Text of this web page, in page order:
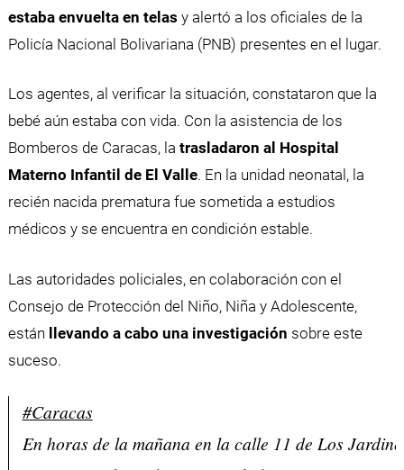
estaba envuelta en telas y alertó a los oficiales de la
Policía Nacional Bolivariana (PNB) presentes en el lugar.
Los agentes, al verificar la situación, constataron que la
bebé aún estaba con vida. Con la asistencia de los
Bomberos de Caracas, la trasladaron al Hospital
Materno Infantil de El Valle. En la unidad neonatal, la
recién nacida prematura fue sometida a estudios
médicos y se encuentra en condición estable.
Las autoridades policiales, en colaboración con el
Consejo de Protección del Niño, Niña y Adolescente,
están llevando a cabo una investigación sobre este
suceso.
#Caracas
En horas de la mañana en la calle 11 de Los